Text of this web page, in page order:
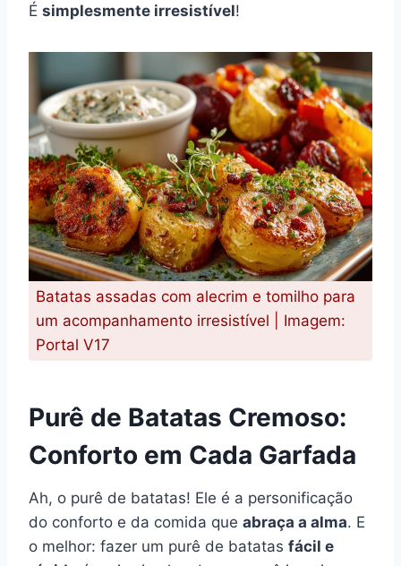
É simplesmente irresistível!
Batatas assadas com alecrim e tomilho para
um acompanhamento irresistível | Imagem:
Portal V17
Purê de Batatas Cremoso:
Conforto em Cada Garfada
Ah, o purê de batatas! Ele é a personificação
do conforto e da comida que abraça a alma. E
o melhor: fazer um purê de batatas fácil e